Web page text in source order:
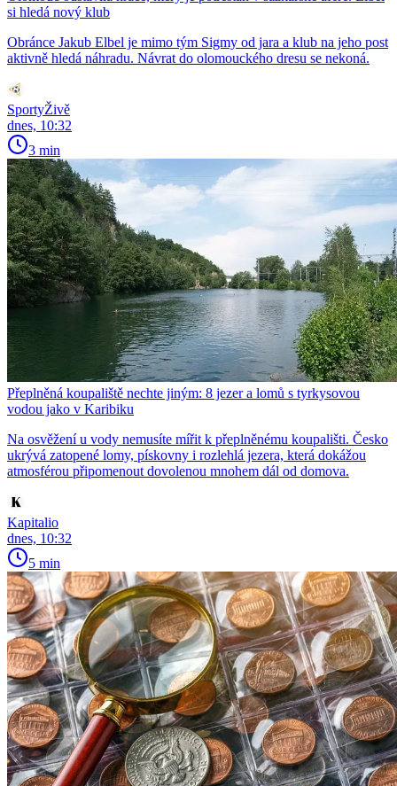
si hledá nový klub
Obránce Jakub Elbel je mimo tým Sigmy od jara a klub na jeho post
aktivně hledá náhradu. Návrat do olomouckého dresu se nekoná.
SportyŽivě
dnes, 10:32
3 min
Přeplněná koupaliště nechte jiným: 8 jezer a lomů s tyrkysovou
vodou jako v Karibiku
Na osvěžení u vody nemusíte mířit k přeplněnému koupališti. Česko
ukrývá zatopené lomy, pískovny i rozlehlá jezera, která dokážou
atmosférou připomenout dovolenou mnohem dál od domova.
Kapitalio
dnes, 10:32
5 min